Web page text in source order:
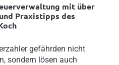
mit über
Praxistipps des
gefährden nicht
sondern lösen auch